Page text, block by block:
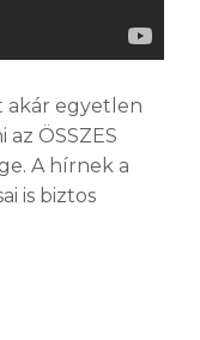
akár egyetlen
ÖSSZES
A hírnek a
is biztos